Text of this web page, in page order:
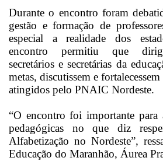
Durante o encontro foram
gestão e formação de
especial a realidade dos
encontro permitiu que
secretários e secretárias da
metas, discutissem e
atingidos pelo PNAIC Nordeste.
“O encontro foi importante para
pedagógicas no que diz
Alfabetização no Nordeste”,
Educação do Maranhão, Áurea